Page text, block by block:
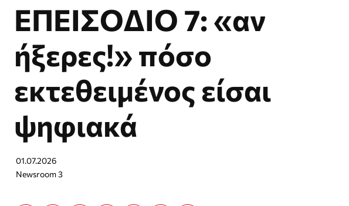
ΕΠΕΙΣΟΔΙΟ 7: «αν
ήξερες!» πόσο
εκτεθειμένος είσαι
ψηφιακά
01.07.2026
Newsroom 3